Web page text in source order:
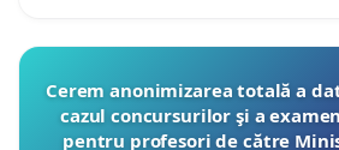
Cerem anonimizarea totală a
cazul concursurilor şi a
pentru profesori de către